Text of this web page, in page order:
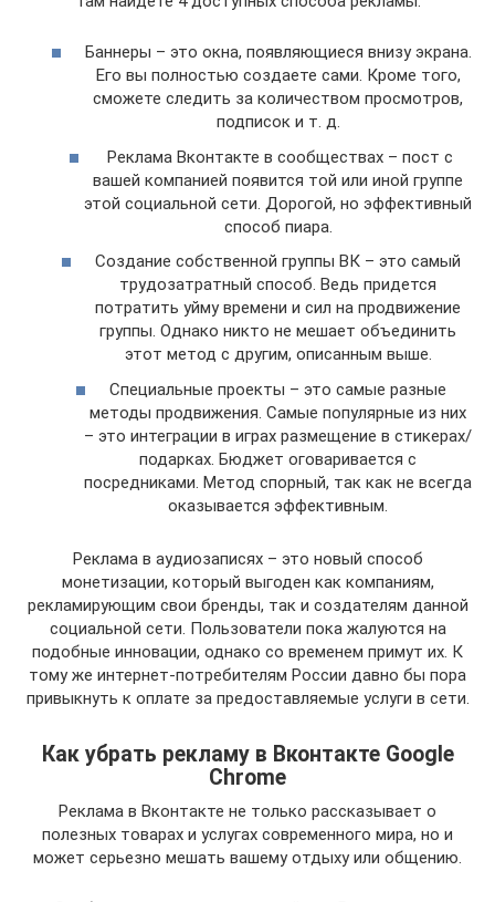
Баннеры – это окна, появляющиеся внизу экрана.
Его вы полностью создаете сами. Кроме того,
сможете следить за количеством просмотров,
подписок и т. д.
Реклама Вконтакте в сообществах – пост с
вашей компанией появится той или иной группе
этой социальной сети. Дорогой, но эффективный
способ пиара.
Создание собственной группы ВК – это самый
трудозатратный способ. Ведь придется
потратить уйму времени и сил на продвижение
группы. Однако никто не мешает объединить
этот метод с другим, описанным выше.
Специальные проекты – это самые разные
методы продвижения. Самые популярные из них
– это интеграции в играх размещение в стикерах/
подарках. Бюджет оговаривается с
посредниками. Метод спорный, так как не всегда
оказывается эффективным.
Реклама в аудиозаписях – это новый способ
монетизации, который выгоден как компаниям,
рекламирующим свои бренды, так и создателям данной
социальной сети. Пользователи пока жалуются на
подобные инновации, однако со временем примут их. К
тому же интернет-потребителям России давно бы пора
привыкнуть к оплате за предоставляемые услуги в сети.
Как убрать рекламу в Вконтакте Google
Chrome
Реклама в Вконтакте не только рассказывает о
полезных товарах и услугах современного мира, но и
может серьезно мешать вашему отдыху или общению.